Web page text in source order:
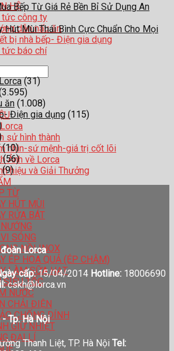
HỆ
tức công ty
dẫn nấu ăn
bị nhà bếp- Điện gia dụng
tức báo chí
sử hình thành
nhìn-sứ mệnh-giá trị cốt lõi
Ảnh về Lorca
hiệu và Giải Thưởng
TỪ
HÚT MÙI
RỬA BÁT
SÓNG
NỒI INOX
ÉP HOA QUẢ (ÉP CHẬM)
LÀM SỮA HẠT
SIÊU TỐC
NƯỚC
CHẢI ĐIỆN
CHỐNG DÍNH
GIỮ NHIỆT
ĐẠI LÍ
Bếp Từ Giá Rẻ Bền Bỉ Sử Dụng An
Hút Mùi Thái Bình Cực Chuẩn Cho Mọi
(31)
ăn (1.008)
Điện gia dụng (115)
(10)
(56)
(9)
Lorca
cấp:15/04/2014 Hotline: 18006690
cskh@lorca.vn
- Tp. Hà Nội
Thanh Liệt, TP. Hà Nội Tel: